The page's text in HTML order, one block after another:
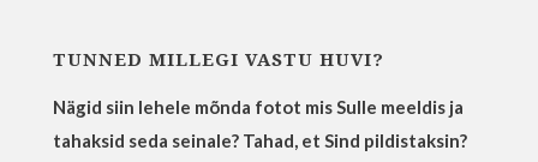
TUNNED MILLEGI VASTU HUVI?
Nägid siin lehele mõnda fotot mis Sulle meeldis ja
tahaksid seda seinale? Tahad, et Sind pildistaksin?